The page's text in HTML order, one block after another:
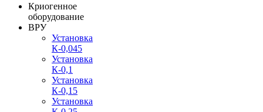
Криогенное
оборудование
ВРУ
Установка
К-0,045
Установка
К-0,1
Установка
К-0,15
Установка